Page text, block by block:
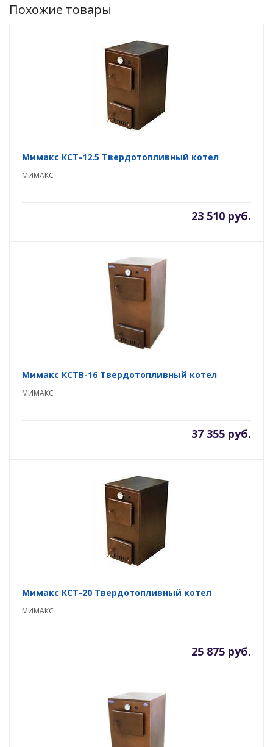
Похожие товары
Мимакс КСТ-12.5 Твердотопливный котел
МИМАКС
23 510 руб.
Мимакс КСТВ-16 Твердотопливный котел
МИМАКС
37 355 руб.
Мимакс КСТ-20 Твердотопливный котел
МИМАКС
25 875 руб.